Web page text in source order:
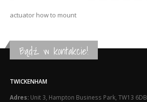
actuator how to mount
Bądź w kontakcie!
TWICKENHAM
Adres: Unit 3, Hampton Business Park, TW13 6DB